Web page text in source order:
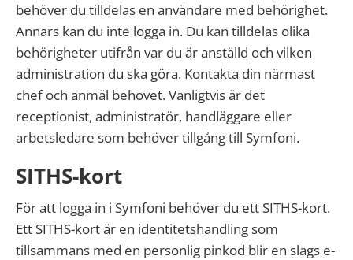
behöver du tilldelas en användare med behörighet.
Annars kan du inte logga in. Du kan tilldelas olika
behörigheter utifrån var du är anställd och vilken
administration du ska göra. Kontakta din närmast
chef och anmäl behovet. Vanligtvis är det
receptionist, administratör, handläggare eller
arbetsledare som behöver tillgång till Symfoni.
SITHS-kort
För att logga in i Symfoni behöver du ett SITHS-kort.
Ett SITHS-kort är en identitetshandling som
tillsammans med en personlig pinkod blir en slags e-